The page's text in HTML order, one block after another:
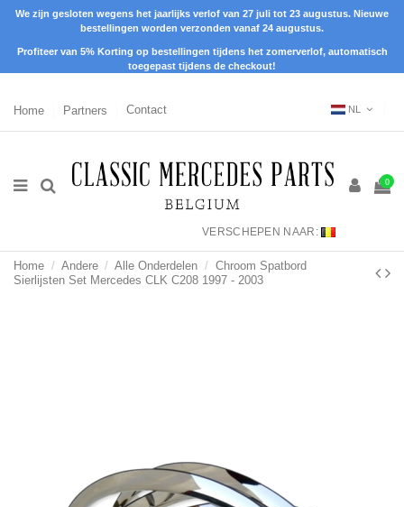
We zijn gesloten wegens het jaarlijks verlof van 27 juli tot 23 augustus. Nieuwe
bestellingen worden verzonden vanaf 24 augustus.
Profiteer van 5% Korting op bestellingen tijdens het zomerverlof, automatisch
toegepast tijdens de checkout!
Home Partners Contact NL
0
VERSCHEPEN NAAR:
Home Andere Alle Onderdelen
Chroom Spatbord
Sierlijsten Set Mercedes CLK C208 1997 - 2003